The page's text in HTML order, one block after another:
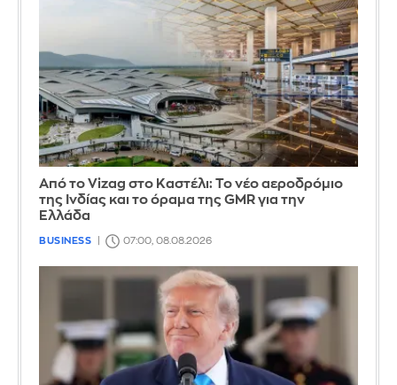
Από το Vizag στο Καστέλι: Το νέο αεροδρόμιο
της Ινδίας και το όραμα της GMR για την
Ελλάδα
BUSINESS 07:00, 08.08.2026